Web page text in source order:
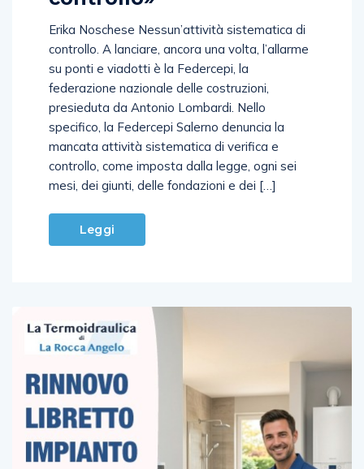
Erika Noschese Nessun’attività sistematica di
controllo. A lanciare, ancora una volta, l’allarme
su ponti e viadotti è la Federcepi, la
federazione nazionale delle costruzioni,
presieduta da Antonio Lombardi. Nello
specifico, la Federcepi Salerno denuncia la
mancata attività sistematica di verifica e
controllo, come imposta dalla legge, ogni sei
Leggi